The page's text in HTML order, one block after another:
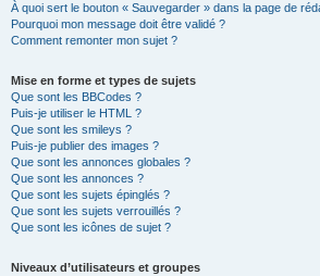
À quoi sert le bouton « Sauvegarder » dans la page de
Pourquoi mon message doit être validé ?
Comment remonter mon sujet ?
Mise en forme et types de sujets
Que sont les BBCodes ?
Puis-je utiliser le HTML ?
Que sont les smileys ?
Puis-je publier des images ?
Que sont les annonces globales ?
Que sont les annonces ?
Que sont les sujets épinglés ?
Que sont les sujets verrouillés ?
Que sont les icônes de sujet ?
Niveaux d’utilisateurs et groupes